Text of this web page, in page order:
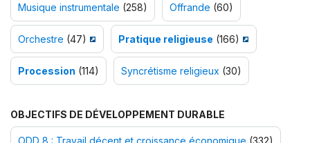
Musique instrumentale (258) Offrande (60)
Orchestre (47) Pratique religieuse (166)
Procession (114) Syncrétisme religieux (30)
OBJECTIFS DE DÉVELOPPEMENT DURABLE
ODD 8 : Travail décent et croissance économique (332)